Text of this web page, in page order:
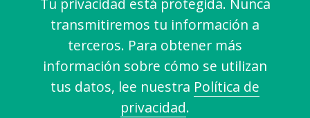
Tu privacidad está protegida. Nunca
transmitiremos tu información a
terceros. Para obtener más
información sobre cómo se utilizan
tus datos, lee nuestra Política de
privacidad.